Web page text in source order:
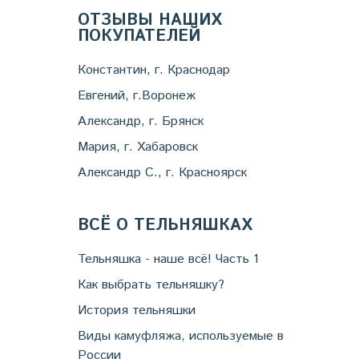
ОТЗЫВЫ НАШИХ
ПОКУПАТЕЛЕЙ
Константин, г. Краснодар
Евгений, г.Воронеж
Александр, г. Брянск
Мария, г. Хабаровск
Александр С., г. Красноярск
ВСЁ О ТЕЛЬНЯШКАХ
Тельняшка - наше всё! Часть 1
Как выбрать тельняшку?
История тельняшки
Виды камуфляжа, используемые в